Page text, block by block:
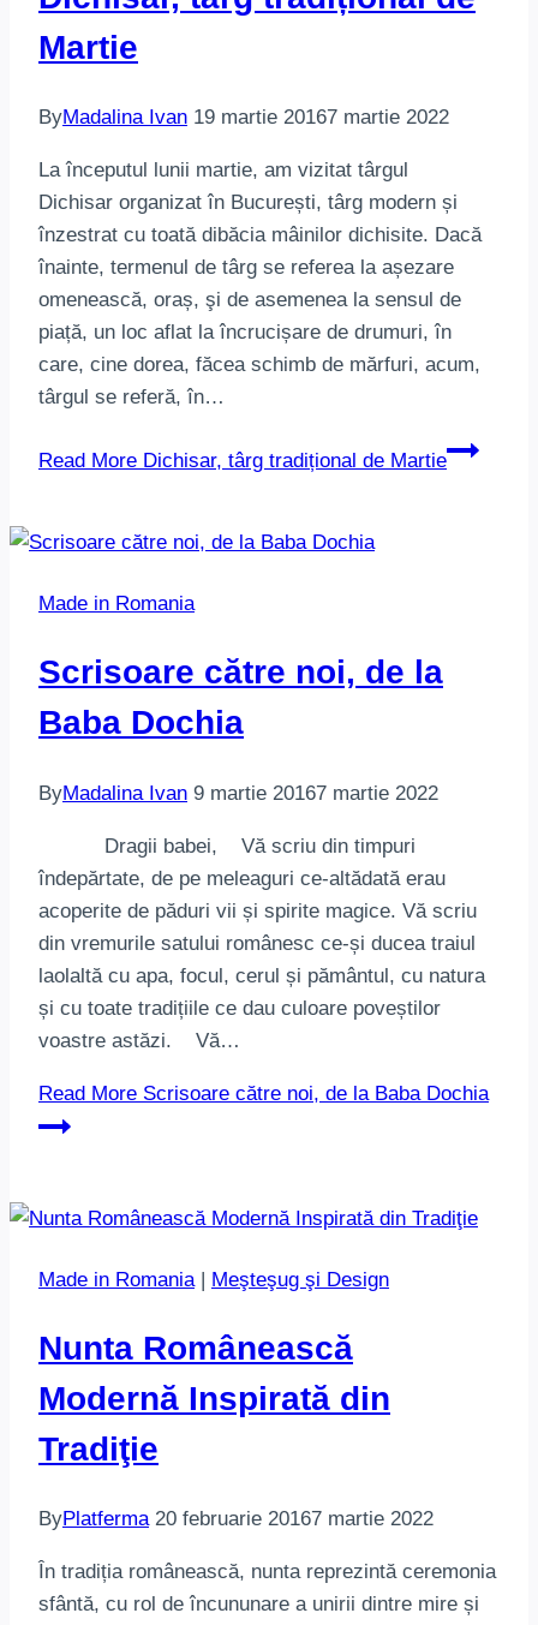
Martie
ByMadalina Ivan 19 martie 20167 martie 2022
La începutul lunii martie, am vizitat târgul
Dichisar organizat în București, târg modern și
înzestrat cu toată dibăcia mâinilor dichisite. Dacă
înainte, termenul de târg se referea la așezare
omenească, oraș, şi de asemenea la sensul de
piață, un loc aflat la încrucișare de drumuri, în
care, cine dorea, făcea schimb de mărfuri, acum,
târgul se referă, în…
Read More Dichisar, târg tradițional de Martie
Made in Romania
Scrisoare către noi, de la
Baba Dochia
ByMadalina Ivan 9 martie 20167 martie 2022
Dragii babei, Vă scriu din timpuri
îndepărtate, de pe meleaguri ce-altădată erau
acoperite de păduri vii și spirite magice. Vă scriu
din vremurile satului românesc ce-și ducea traiul
laolaltă cu apa, focul, cerul și pământul, cu natura
și cu toate tradițiile ce dau culoare poveștilor
voastre astăzi. Vă…
Read More Scrisoare către noi, de la Baba Dochia
Made in Romania | Meşteşug şi Design
Nunta Românească
Modernă Inspirată din
Tradiţie
ByPlatferma 20 februarie 20167 martie 2022
În tradiția românească, nunta reprezintă ceremonia
sfântă, cu rol de încununare a unirii dintre mire și